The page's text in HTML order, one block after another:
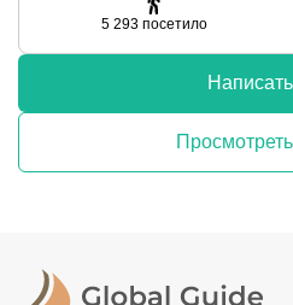
5 293 посетило